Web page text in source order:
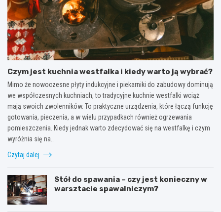
Czym jest kuchnia westfalka i kiedy warto ją wybrać?
Mimo że nowoczesne płyty indukcyjne i piekarniki do zabudowy dominują
we współczesnych kuchniach, to tradycyjne kuchnie westfalki wciąż
mają swoich zwolenników. To praktyczne urządzenia, które łączą funkcję
gotowania, pieczenia, a w wielu przypadkach również ogrzewania
pomieszczenia. Kiedy jednak warto zdecydować się na westfalkę i czym
wyróżnia się na…
Czytaj dalej
Stół do spawania – czy jest konieczny w
warsztacie spawalniczym?